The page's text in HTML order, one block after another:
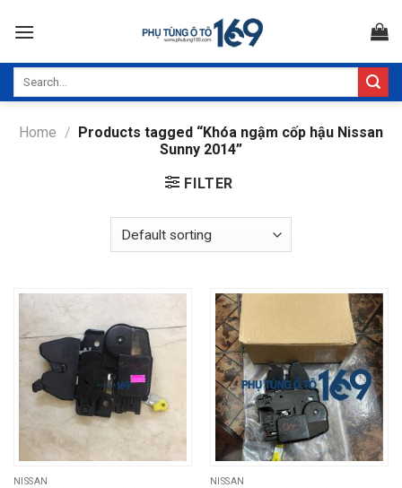
Home / Products tagged “Khóa ngậm cốp hậu Nissan
Sunny 2014”
FILTER
NISSAN NISSAN